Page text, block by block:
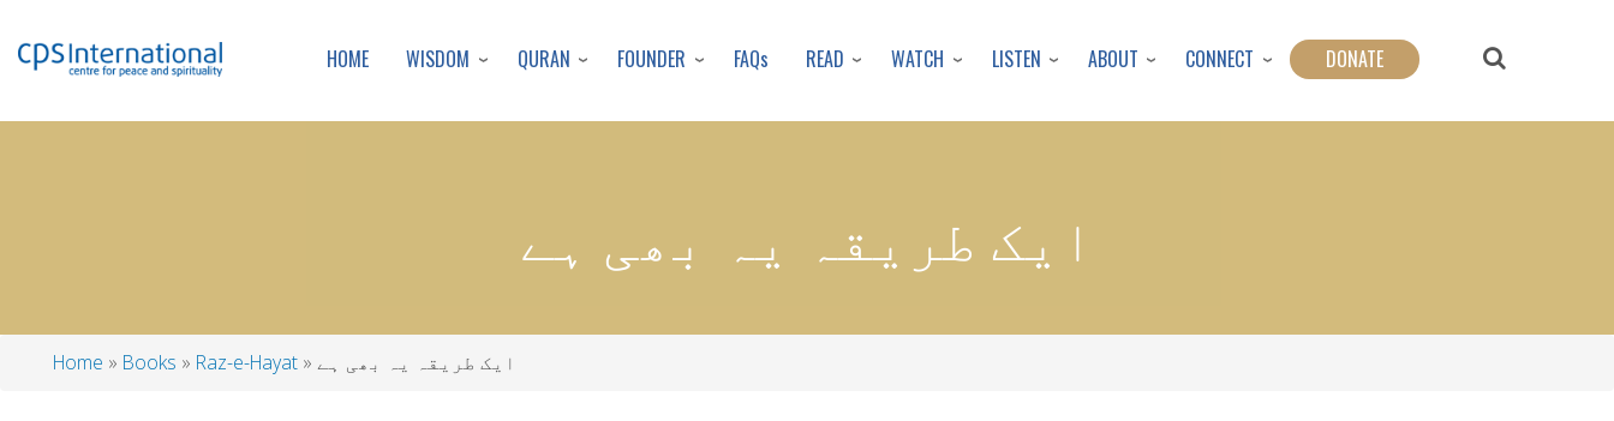
to
content
HOME WISDOM QURAN FOUNDER FAQs READ WATCH LISTEN ABOUT CONNECT DONATE
ایک طریقہ یہ بھی ہے
Home Books Raz-e-Hayat ایک طریقہ یہ بھی ہے